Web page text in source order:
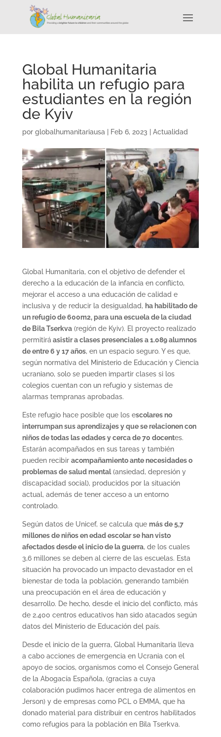
Global Humanitaria
habilita un refugio para
estudiantes en la región
de Kyiv
por globalhumanitariausa Feb 6, 2023 Actualidad
Global Humanitaria, con el objetivo de defender el
derecho a la educación de la infancia en conflicto,
mejorar el acceso a una educación de calidad e
inclusiva y de reducir la desigualdad, ha habilitado de
un refugio de 600m2, para una escuela de la ciudad
de Bila Tserkva(región de Kyiv). El proyecto realizado
permitirá asistir a clases presenciales a 1.089 alumnos
de entre 6 y 17 años, en un espacio seguro. Y es que,
según normativa del Ministerio de Educación y Ciencia
ucraniano, solo se pueden impartir clases si los
colegios cuentan con un refugio y sistemas de
alarmas tempranas aprobadas.
Este refugio hace posible que los escolares no
interrumpan sus aprendizajes y que se relacionen con
niños de todas las edades y cerca de 70 docentes.
Estarán acompañados en sus tareas y también
pueden recibir acompañamiento ante necesidades o
problemas de salud mental(ansiedad, depresión y
discapacidad social), producidos por la situación
actual, además de tener acceso a un entorno
controlado.
Según datos de Unicef, se calcula que más de 5,7
millones de niños en edad escolar se han visto
afectados desde el inicio de la guerra, de los cuales
3,6 millones se deben al cierre de las escuelas. Esta
situación ha provocado un impacto devastador en el
bienestar de toda la población, generando también
una preocupación en el área de educación y
desarrollo. De hecho, desde el inicio del conflicto, más
de 2.400 centros educativos han sido atacados según
datos del Ministerio de Educación del país.
Desde el inicio de la guerra, Global Humanitaria lleva
a cabo acciones de emergencia en Ucrania con el
apoyo de socios, organismos como el Consejo General
de la Abogacía Española, (gracias a cuya
colaboración pudimos hacer entrega de alimentos en
Jerson) y de empresas como PCL o EMMA, que ha
donado material para distribuir en centros habilitados
como refugios para la población en Bila Tserkva.